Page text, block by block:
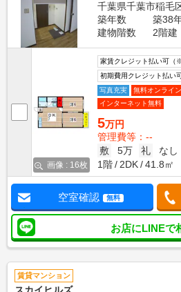
千葉県千葉市稲毛
築年数
築38
建物階数
2階建
画像 : 16枚
家賃クレジット払い可（
初期費用クレジット払い
写真充実
無料オンライ
インターネット無料
5万円
管理費等：--
敷
5万 礼
なし
1階
2DK 41.8㎡
空室確認 無料
お店にLINEで
賃貸マンション